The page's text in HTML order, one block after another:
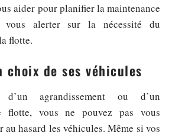
aider pour planifier la maintenance
vous alerter sur la nécessité du
flotte.
choix de ses véhicules
agrandissement ou d’un
flotte, vous ne pouvez pas vous
hasard les véhicules. Même si vos